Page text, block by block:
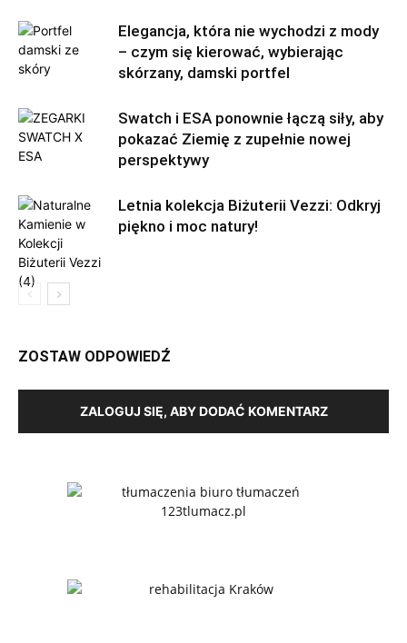
Elegancja, która nie wychodzi z mody
– czym się kierować, wybierając
skórzany, damski portfel
Swatch i ESA ponownie łączą siły, aby
pokazać Ziemię z zupełnie nowej
perspektywy
Letnia kolekcja Biżuterii Vezzi: Odkryj
piękno i moc natury!
ZOSTAW ODPOWIEDŹ
ZALOGUJ SIĘ, ABY DODAĆ KOMENTARZ